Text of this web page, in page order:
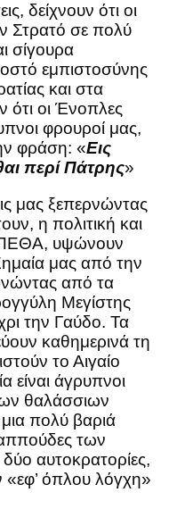
δείχνουν ότι οι
Στρατό σε πολύ
σίγουρα
εμπιστοσύνης
και στα
οι Ένοπλες
φρουροί μας,
φράση: «Eις
περί Πάτρης»
ξεπερνώντας
η πολιτική και
υψώνουν
μας από την
από τα
Μεγίστης
την Γαύδο. Τα
καθημερινά τη
το Αιγαίο
είναι άγρυπνοι
θαλάσσιων
πολύ βαριά
των
αυτοκρατορίες,
«εφ’ όπλου λόγχη»